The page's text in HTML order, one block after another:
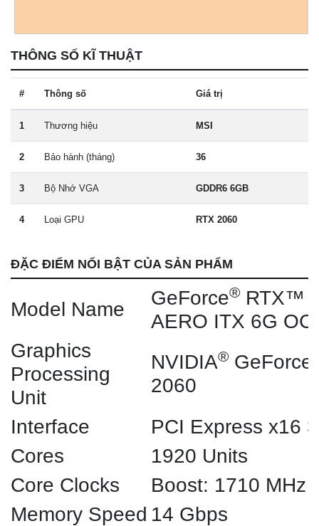
THÔNG SỐ KĨ THUẬT
# Thông số Giá trị
1 Thương hiệu MSI
2 Bảo hành (tháng) 36
3 Bộ Nhớ VGA GDDR6 6GB
4 Loại GPU RTX 2060
ĐẶC ĐIỂM NỔI BẬT CỦA SẢN PHẨM
Model Name
GeForce® RTX™
AERO ITX 6G OC
Graphics
Processing
Unit
NVIDIA® GeForce
2060
Interface
PCI Express x16
Cores
1920 Units
Core Clocks
Boost: 1710 MHz
Memory Speed 14 Gbps